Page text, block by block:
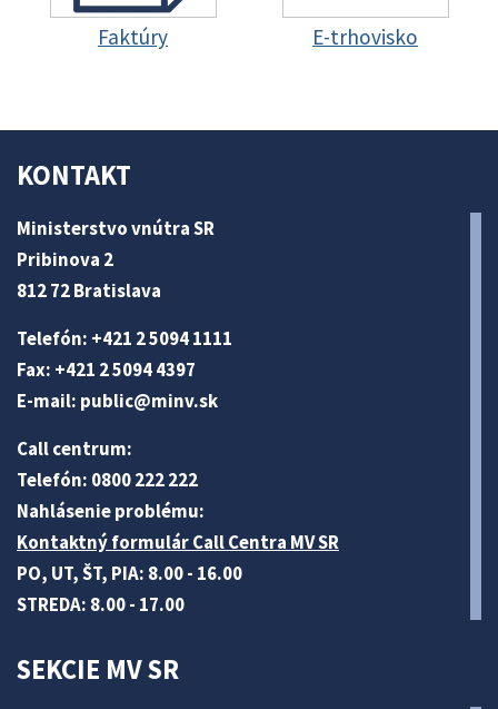
Faktúry E-trhovisko
KONTAKT
Ministerstvo vnútra SR
Pribinova 2
812 72 Bratislava
Telefón: +421 2 5094 1111
Fax: +421 2 5094 4397
E-mail: public@minv.sk
Call centrum:
Telefón: 0800 222 222
Nahlásenie problému:
Kontaktný formulár Call Centra MV SR
PO, UT, ŠT, PIA: 8.00 - 16.00
STREDA: 8.00 - 17.00
SEKCIE MV SR